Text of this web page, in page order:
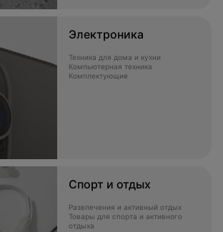
Электроника
Техника для дома и кухни
Компьютерная техника
Комплектующие
Спорт и отдых
Развлечения и активный отдых
Товары для спорта и активного
отдыха